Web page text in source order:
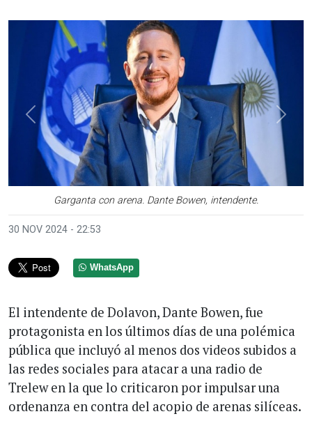
Garganta con arena. Dante Bowen, intendente.
Anterior
30 NOV 2024 - 22:53
WhatsApp
El intendente de Dolavon, Dante Bowen, fue
protagonista en los últimos días de una polémica
pública que incluyó al menos dos videos subidos a
las redes sociales para atacar a una radio de
Trelew en la que lo criticaron por impulsar una
ordenanza en contra del acopio de arenas silíceas.